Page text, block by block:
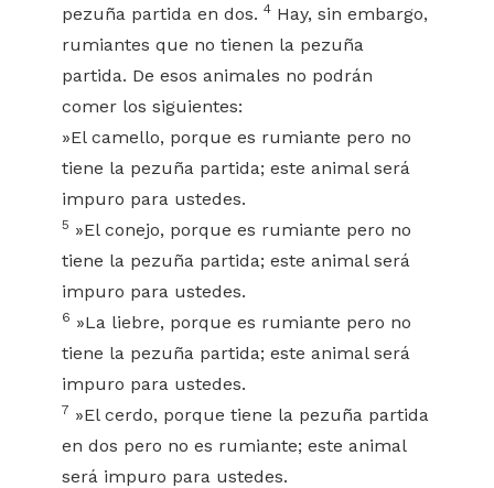
pezuña partida en dos. 4 Hay, sin embargo,
rumiantes que no tienen la pezuña
partida. De esos animales no podrán
comer los siguientes:
»El camello, porque es rumiante pero no
tiene la pezuña partida; este animal será
impuro para ustedes.
5 »El conejo, porque es rumiante pero no
tiene la pezuña partida; este animal será
impuro para ustedes.
6 »La liebre, porque es rumiante pero no
tiene la pezuña partida; este animal será
impuro para ustedes.
7 »El cerdo, porque tiene la pezuña partida
en dos pero no es rumiante; este animal
será impuro para ustedes.